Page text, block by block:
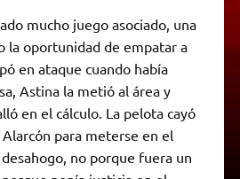
mucho juego asociado, una
la oportunidad de empatar a
en ataque cuando había
Astina la metió al área y
en el cálculo. La pelota cayó
para meterse en el
no porque fuera un